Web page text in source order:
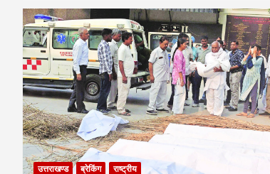
उत्तराखण्ड ब्रेकिंग राष्ट्रीय